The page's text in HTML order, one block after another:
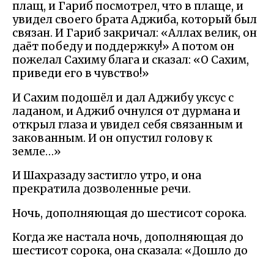
плащ, и Гариб посмотрел, что в плаще, и
увидел своего брата Аджиба, который был
связан. И Гариб закричал: «Аллах велик, он
даёт победу и поддержку!» А потом он
пожелал Сахиму блага и сказал: «О Сахим,
приведи его в чувство!»
И Сахим подошёл и дал Аджибу уксус с
ладаном, и Аджиб очнулся от дурмана и
открыл глаза и увидел себя связанным и
закованным. И он опустил голову к
земле…»
И Шахразаду застигло утро, и она
прекратила дозволенные речи.
Ночь, дополняющая до шестисот сорока.
Когда же настала ночь, дополняющая до
шестисот сорока, она сказала: «Дошло до